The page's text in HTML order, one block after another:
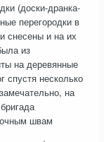
(доски-дранка-
перегородки в
снесены и на их
из
на деревянные
спустя несколько
на
швам